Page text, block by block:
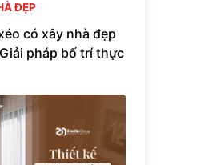
ĐẸP
có xây nhà đẹp
pháp bố trí thực